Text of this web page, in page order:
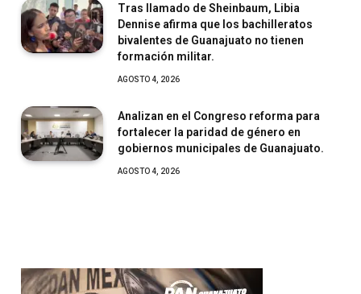
Tras llamado de Sheinbaum, Libia
Dennise afirma que los bachilleratos
bivalentes de Guanajuato no tienen
formación militar.
AGOSTO 4, 2026
Analizan en el Congreso reforma para
fortalecer la paridad de género en
gobiernos municipales de Guanajuato.
AGOSTO 4, 2026